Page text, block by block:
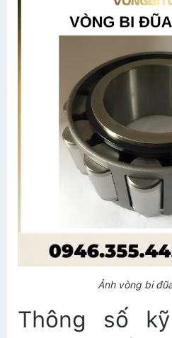
Ảnh vòng bi
Thông số